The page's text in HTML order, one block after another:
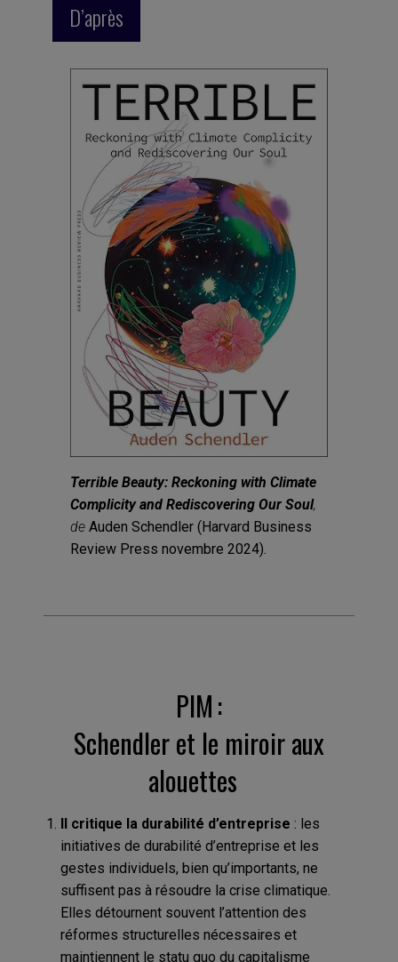
D’après
Terrible Beauty: Reckoning with Climate
Complicity and Rediscovering Our Soul,
de Auden Schendler (Harvard Business
Review Press novembre 2024).
PIM :
Schendler et le miroir aux
alouettes
Il critique la durabilité d’entreprise : les
initiatives de durabilité d’entreprise et les
gestes individuels, bien qu’importants, ne
suffisent pas à résoudre la crise climatique.
Elles détournent souvent l’attention des
réformes structurelles nécessaires et
maintiennent le statu quo du capitalisme